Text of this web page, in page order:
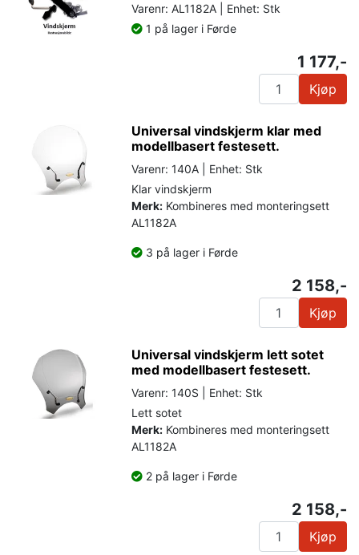
Varenr: AL1182A | Enhet: Stk
1 på lager i Førde
1 177,-
Kjøp
Universal vindskjerm klar med
modellbasert festesett.
Varenr: 140A | Enhet: Stk
Klar vindskjerm
Merk: Kombineres med monteringsett
AL1182A
3 på lager i Førde
2 158,-
Kjøp
Universal vindskjerm lett sotet
med modellbasert festesett.
Varenr: 140S | Enhet: Stk
Lett sotet
Merk: Kombineres med monteringsett
AL1182A
2 på lager i Førde
2 158,-
Kjøp